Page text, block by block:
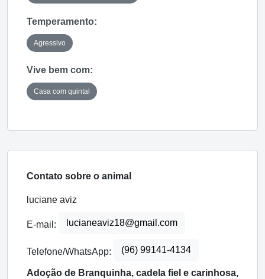
Temperamento:
Agressivo
Vive bem com:
Casa com quintal
Contato sobre o animal
luciane aviz
E-mail: lucianeaviz18@gmail.com
Telefone/WhatsApp: (96) 99141-4134
Adoção de Branquinha, cadela fiel e carinhosa,